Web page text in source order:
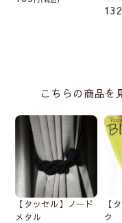
132
こちらの商品を
【タッセル】ノード
メタル
【
ク